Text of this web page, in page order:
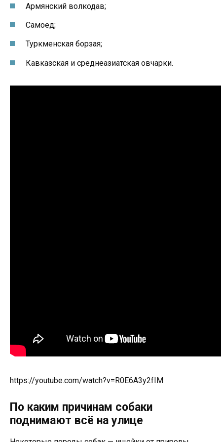
Армянский волкодав;
Самоед;
Туркменская борзая;
Кавказская и среднеазиатская овчарки.
https://youtube.com/watch?v=R0E6A3y2fIM
По каким причинам собаки
поднимают всё на улице